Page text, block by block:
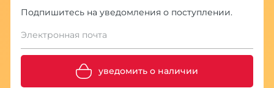
Подпишитесь на уведомления о поступлении.
Электронная почта
уведомить о наличии